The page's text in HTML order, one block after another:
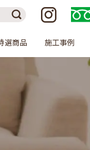
選商品 施工事例